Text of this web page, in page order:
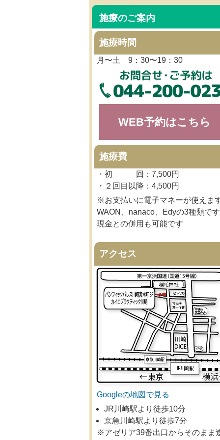
施療のご案内
施療時間
月〜土 9：30〜19：30
WEB予約はこちら
施療費
・初 回：7,500円
・２回目以降：4,500円
※お支払いに電子マネーが使えま
WAON、nanaco、Edyの3種類です
現金との併用も可能です
アクセス
Googleの地図で見る
JR川崎駅より徒歩10分
京急川崎駅より徒歩7分
※アゼリア39番出口からそのまま